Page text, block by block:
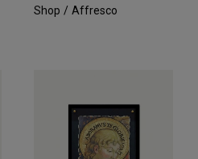
Shop Affresco